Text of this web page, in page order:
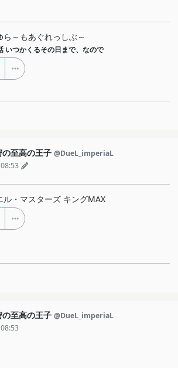
ら～もあぐれっしぶ～
いつかくるその日まで、なので
至高の王子 @DueL_imperiaL
ル・マスターズ キングMAX
至高の王子 @DueL_imperiaL